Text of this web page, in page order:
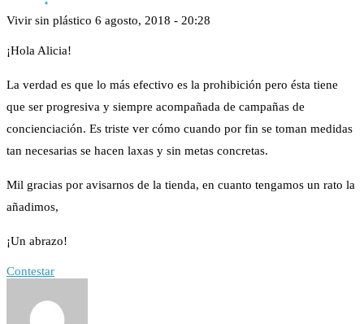
Vivir sin plástico 6 agosto, 2018 - 20:28
¡Hola Alicia!
La verdad es que lo más efectivo es la prohibición pero ésta tiene
que ser progresiva y siempre acompañada de campañas de
concienciación. Es triste ver cómo cuando por fin se toman medidas
tan necesarias se hacen laxas y sin metas concretas.
Mil gracias por avisarnos de la tienda, en cuanto tengamos un rato la
añadimos,
¡Un abrazo!
Contestar